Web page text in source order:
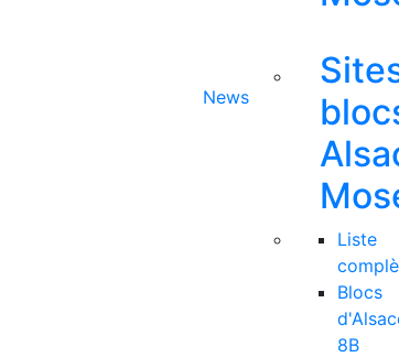
News
Liste
Blocs
8B